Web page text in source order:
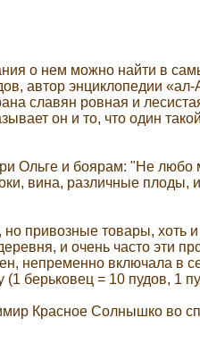
о нем можно найти в
автор энциклопедии «ал-
славян ровная и
он и то, что один
Ольге и боярам: "Не любо
вина, различные плоды,
привозные товары, хоть
и очень часто эти
непременно включала в
берьковец = 10 пудов, 1
Красное Солнышко во